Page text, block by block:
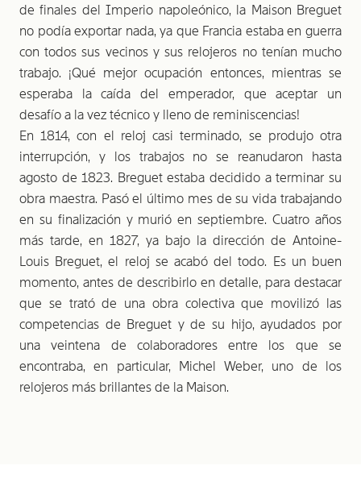
de finales del Imperio napoleónico, la Maison Breguet
no podía exportar nada, ya que Francia estaba en guerra
con todos sus vecinos y sus relojeros no tenían mucho
trabajo. ¡Qué mejor ocupación entonces, mientras se
esperaba la caída del emperador, que aceptar un
desafío a la vez técnico y lleno de reminiscencias!
En 1814, con el reloj casi terminado, se produjo otra
interrupción, y los trabajos no se reanudaron hasta
agosto de 1823. Breguet estaba decidido a terminar su
obra maestra. Pasó el último mes de su vida trabajando
en su finalización y murió en septiembre. Cuatro años
más tarde, en 1827, ya bajo la dirección de Antoine-
Louis Breguet, el reloj se acabó del todo. Es un buen
momento, antes de describirlo en detalle, para destacar
que se trató de una obra colectiva que movilizó las
competencias de Breguet y de su hijo, ayudados por
una veintena de colaboradores entre los que se
encontraba, en particular, Michel Weber, uno de los
relojeros más brillantes de la Maison.